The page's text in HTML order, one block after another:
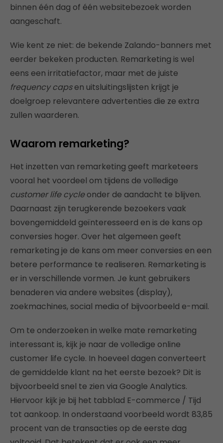
binnen één dag of één websitebezoek worden
aangeschaft.
Wie kent ze niet: de bekende Zalando-banners met
eerder bekeken producten. Remarketing is wel
eens een irritatiefactor, maar met de juiste
frequency capsen uitsluitingslijsten krijgt je
doelgroep relevantere advertenties die ze extra
zullen waarderen.
Waarom remarketing?
Het inzetten van remarketing geeft marketeers
vooral het voordeel om tijdens de volledige
customer life cycleonder de aandacht te blijven.
Daarnaast zijn terugkerende bezoekers vaak
bovengemiddeld geïnteresseerd en is de kans op
conversies hoger. Over het algemeen geeft
remarketing je de kans om meer conversies en een
betere performance te realiseren. Remarketing is
er in verschillende vormen. Je kunt gebruikers
benaderen via andere websites (display),
zoekmachines, social media of bijvoorbeeld e-mail.
Om te onderzoeken in welke mate remarketing
interessant is, kijk je naar de volledige online
customer life cycle. In hoeveel dagen converteert
de gemiddelde klant na het eerste bezoek? Dit is
bijvoorbeeld snel te zien via Google Analytics.
Hiervoor kijk je bij het tabblad E-commerce / Tijd
tot aankoop. In onderstaand voorbeeld wordt 83,85
procent van de transacties op de eerste dag